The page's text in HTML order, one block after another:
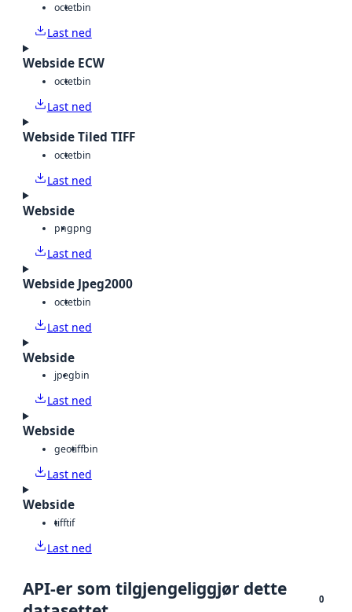
octetbin
Last ned
Webside ECW
octetbin
Last ned
Webside Tiled TIFF
octetbin
Last ned
Webside
pngpng
Last ned
Webside Jpeg2000
octetbin
Last ned
Webside
jpegbin
Last ned
Webside
geotiffbin
Last ned
Webside
tifftif
Last ned
API-er som tilgjengeliggjør dette
0